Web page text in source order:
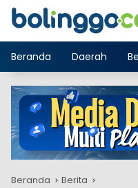
Langsung
Beranda
Daerah
Beranda Berita